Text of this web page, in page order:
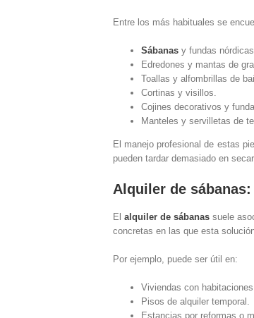
Entre los más habituales se
Sábanas y fundas nórdicas.
Edredones y mantas de
Toallas y alfombrillas de
Cortinas y visillos.
Cojines decorativos y
Manteles y servilletas de
El manejo profesional de estas
pueden tardar demasiado en
Alquiler de
Elalquiler de sábanas suele
concretas en las que esta
Por ejemplo, puede ser útil en:
Viviendas con
Pisos de alquiler temporal.
Estancias por reformas o